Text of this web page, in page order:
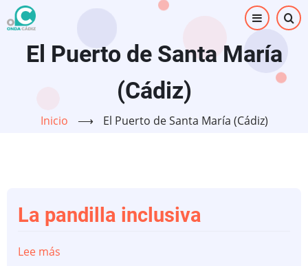
Pasar
al
contenido
principalEl Puerto de Santa María
(Cádiz)
Inicio ⟶ El Puerto de Santa María (Cádiz)
La pandilla inclusiva
Lee más